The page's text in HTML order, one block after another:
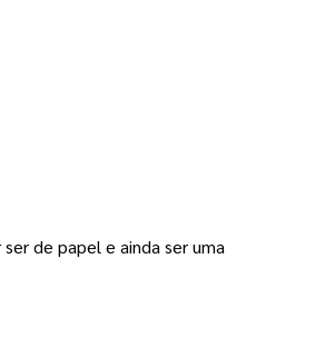
de papel e ainda ser uma